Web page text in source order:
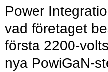
Power
vad företaget
första 2200-
nya PowiGaN-